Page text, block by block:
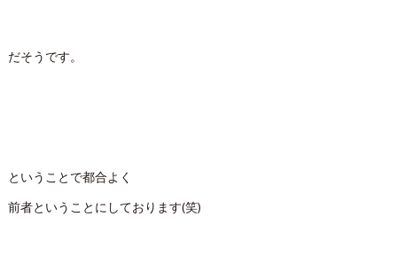
だそうです。
ということで都合よく
前者ということにしております(笑)